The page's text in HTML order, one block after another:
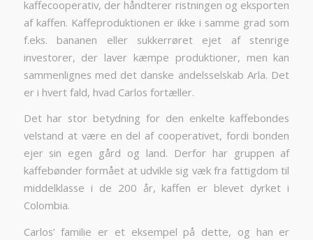
kaffecooperativ, der håndterer ristningen og eksporten
af kaffen. Kaffeproduktionen er ikke i samme grad som
f.eks. bananen eller sukkerrøret ejet af stenrige
investorer, der laver kæmpe produktioner, men kan
sammenlignes med det danske andelsselskab Arla. Det
er i hvert fald, hvad Carlos fortæller.
Det har stor betydning for den enkelte kaffebondes
velstand at være en del af cooperativet, fordi bonden
ejer sin egen gård og land. Derfor har gruppen af
kaffebønder formået at udvikle sig væk fra fattigdom til
middelklasse i de 200 år, kaffen er blevet dyrket i
Colombia.
Carlos’ familie er et eksempel på dette, og han er